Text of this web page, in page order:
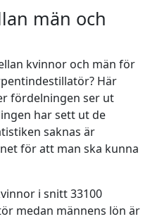
män och
kvinnor och män för
Här
fördelningen ser ut
har sett ut de
saknas är
för att man ska kunna
i snitt 33100
medan männens lön är